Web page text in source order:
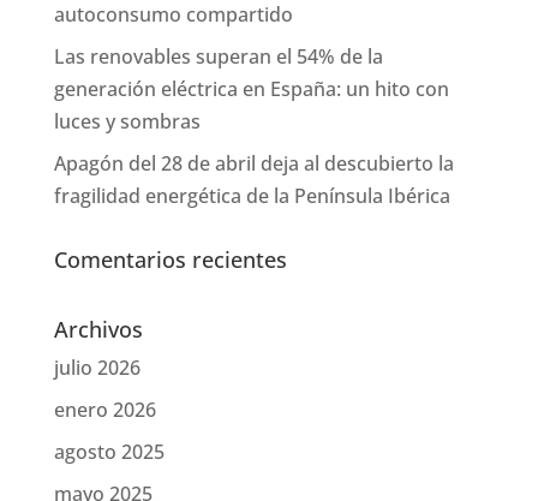
autoconsumo compartido
Las renovables superan el 54% de la
generación eléctrica en España: un hito con
luces y sombras
Apagón del 28 de abril deja al descubierto la
fragilidad energética de la Península Ibérica
Comentarios recientes
Archivos
julio 2026
enero 2026
agosto 2025
mayo 2025